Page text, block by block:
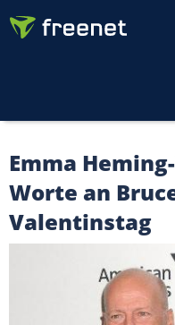
Emma
Worte an
Valentinstag